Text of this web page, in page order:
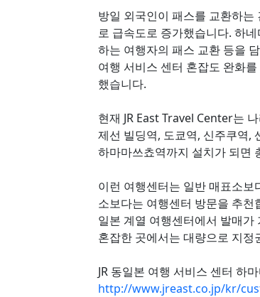
방일 외국인이 패스를 교환하
로 급속도로 증가했습니다. 하
하는 여행자의 패스 교환 등을
여행 서비스 센터 혼잡도 완화
했습니다.
현재 JR East Travel Center는
제선 빌딩역, 도쿄역, 신주쿠역,
하마마쓰쵸역까지 설치가 되면
이런 여행센터는 일반 매표소
소보다는 여행센터 방문을 추천
일본 계열 여행센터에서 발매
혼잡한 곳에서는 대량으로 지정
JR 동일본 여행 서비스 센터 하
http://www.jreast.co.jp/kr/